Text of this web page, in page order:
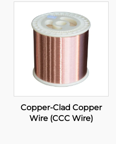
Copper-Clad Copper
Wire (CCC Wire)